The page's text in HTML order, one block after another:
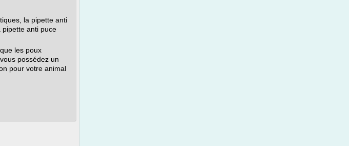
la pipette anti
pipette anti puce
les poux
possédez un
pour votre animal